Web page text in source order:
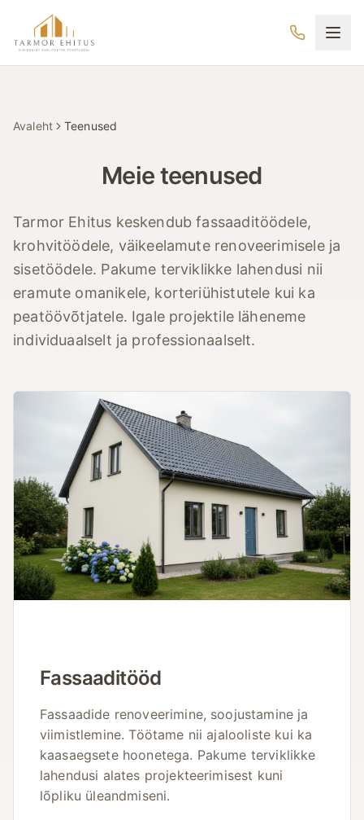
Hüppa põhisisu juurde
Tarmor Ehitus
Avaleht Teenused
Meie teenused
Tarmor Ehitus keskendub fassaaditöödele,
krohvitöödele, väikeelamute renoveerimisele ja
sisetöödele. Pakume terviklikke lahendusi nii
eramute omanikele, korteriühistutele kui ka
peatöövõtjatele. Igale projektile läheneme
individuaalselt ja professionaalselt.
Fassaaditööd
Fassaadide renoveerimine, soojustamine ja
viimistlemine. Töötame nii ajalooliste kui ka
kaasaegsete hoonetega. Pakume terviklikke
lahendusi alates projekteerimisest kuni
lõpliku üleandmiseni.